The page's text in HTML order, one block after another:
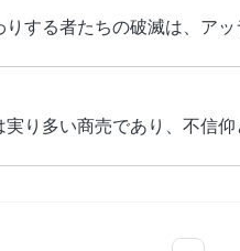
する者たちの破滅は、アッ
り多い商売であり、不信仰